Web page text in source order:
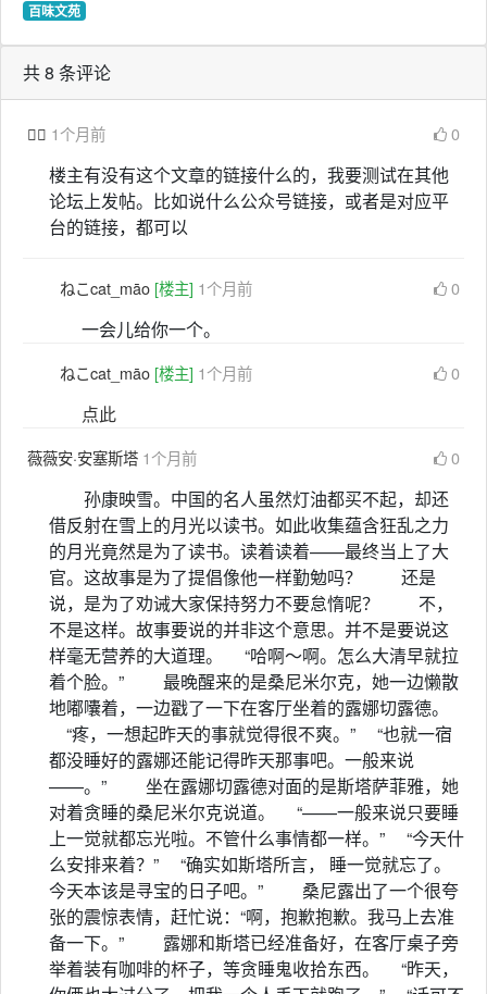
百味文苑
共 8 条评论
 1个月前 0
楼主有没有这个文章的链接什么的，我要测试在其他
论坛上发帖。比如说什么公众号链接，或者是对应平
台的链接，都可以
ねこcat_māo [楼主] 1个月前 0
一会儿给你一个。
ねこcat_māo [楼主] 1个月前 0
点此
薇薇安·安塞斯塔 1个月前 0
孙康映雪。中国的名人虽然灯油都买不起，却还
借反射在雪上的月光以读书。如此收集蕴含狂乱之力
的月光竟然是为了读书。读着读着——最终当上了大
官。这故事是为了提倡像他一样勤勉吗？ 还是
说，是为了劝诫大家保持努力不要怠惰呢？ 不，
不是这样。故事要说的并非这个意思。并不是要说这
样毫无营养的大道理。 “哈啊～啊。怎么大清早就拉
着个脸。” 最晚醒来的是桑尼米尔克，她一边懒散
地嘟囔着，一边戳了一下在客厅坐着的露娜切露德。
“疼，一想起昨天的事就觉得很不爽。” “也就一宿
都没睡好的露娜还能记得昨天那事吧。一般来说
——。” 坐在露娜切露德对面的是斯塔萨菲雅，她
对着贪睡的桑尼米尔克说道。 “——一般来说只要睡
上一觉就都忘光啦。不管什么事情都一样。” “今天什
么安排来着？” “确实如斯塔所言， 睡一觉就忘了。
今天本该是寻宝的日子吧。” 桑尼露出了一个很夸
张的震惊表情，赶忙说：“啊，抱歉抱歉。我马上去准
备一下。” 露娜和斯塔已经准备好，在客厅桌子旁
举着装有咖啡的杯子，等贪睡鬼收拾东西。 “昨天，